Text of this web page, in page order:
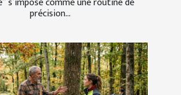
précision...